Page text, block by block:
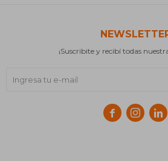
¡Suscribite y recibí todas
  